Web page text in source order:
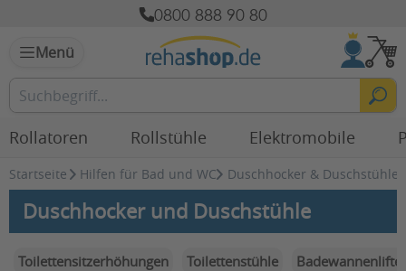
0800 888 90 80
Menü
Rollatoren Rollstühle Elektromobile
Startseite Hilfen für Bad und WC Duschhocker & Duschstühle
Duschhocker und Duschstühle
Toilettensitzerhöhungen Toilettenstühle Badewannenlifter